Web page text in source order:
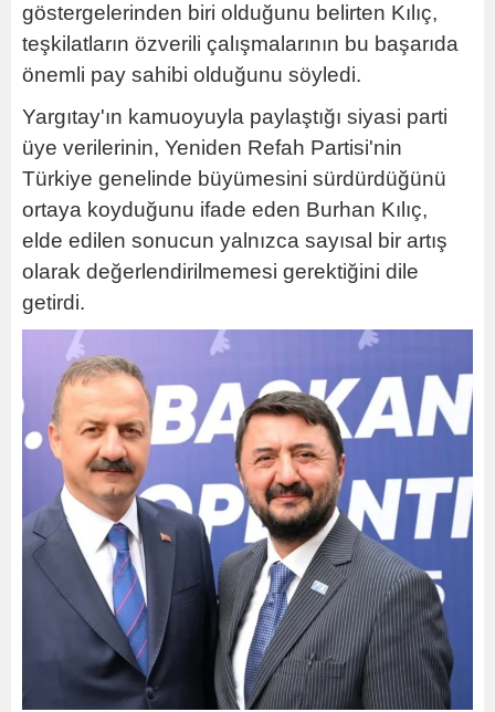
göstergelerinden biri olduğunu belirten Kılıç,
teşkilatların özverili çalışmalarının bu başarıda
önemli pay sahibi olduğunu söyledi.
Yargıtay'ın kamuoyuyla paylaştığı siyasi parti
üye verilerinin, Yeniden Refah Partisi'nin
Türkiye genelinde büyümesini sürdürdüğünü
ortaya koyduğunu ifade eden Burhan Kılıç,
elde edilen sonucun yalnızca sayısal bir artış
olarak değerlendirilmemesi gerektiğini dile
getirdi.